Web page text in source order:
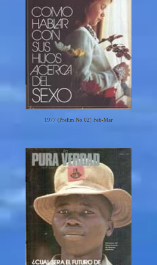
1977 (Prelim No 02) Feb-Mar